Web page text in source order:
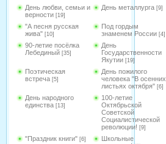
День любви, семьи и
верности [19]
День металлурга [9]
"А песня русская
жива" [10]
Под гордым
знаменем России [4]
90-летие посёлка
Лебединый [35]
День
Государственности
Якутии [19]
Поэтическая
встреча [5]
День пожилого
человека "В осенних
листьях октября" [6]
День народного
единства [13]
100-летие
Октябрьской
Советской
Социалистической
революции! [9]
"Праздник книги" [6]
Школьные